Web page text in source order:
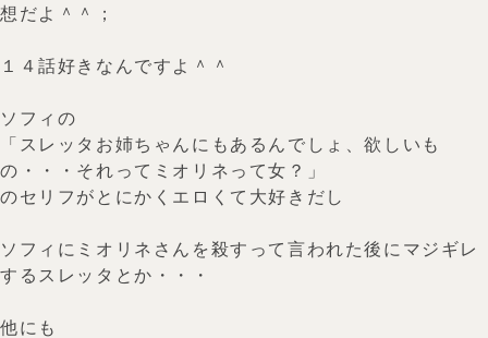
想だよ＾＾；
１４話好きなんですよ＾＾
ソフィの
「スレッタお姉ちゃんにもあるんでしょ、欲しいも
の・・・それってミオリネって女？」
のセリフがとにかくエロくて大好きだし
ソフィにミオリネさんを殺すって言われた後にマジギレ
するスレッタとか・・・
他にも